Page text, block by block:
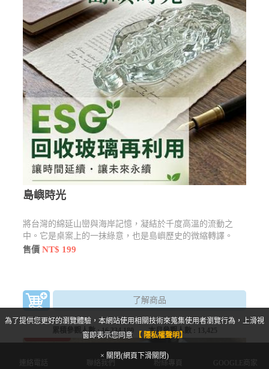
島嶼時光
將台灣的綿延山巒與海岸記憶，凝結於千度高溫的流動之
中。它是桌案上的一抹綠意，也是島嶼歷史的微縮轉譯。
售價NT$ 199
了解商品
商城限定優惠
為了提供您更好的瀏覽體驗，本網站使用相關技術來蒐集使用者瀏覽行為，上滑視
窗即表示您同意
【 隱私權聲明】
× 關閉(網頁下滑關閉)
累積參觀人數 :16,334,180 本月參觀人數 : 13,425
連絡電話 聯絡我們 粉絲專頁 GOOGLE商家